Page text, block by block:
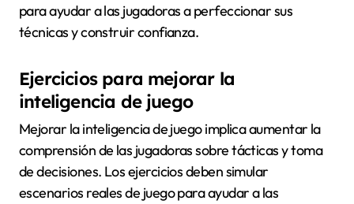
para ayudar a las jugadoras a perfeccionar sus
técnicas y construir confianza.
Ejercicios para mejorar la
inteligencia de juego
Mejorar la inteligencia de juego implica aumentar la
comprensión de las jugadoras sobre tácticas y toma
de decisiones. Los ejercicios deben simular
escenarios reales de juego para ayudar a las